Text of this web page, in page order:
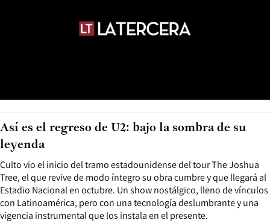
Culto vio el inicio del tramo estadounidense del tour The Joshua
Tree, el que revive de modo íntegro su obra cumbre y que llegará al
Estadio Nacional en octubre. Un show nostálgico, lleno de vínculos
con Latinoamérica, pero con una tecnología deslumbrante y una
vigencia instrumental que los instala en el presente.
Así es el regreso de U2: bajo la sombra de su
leyenda